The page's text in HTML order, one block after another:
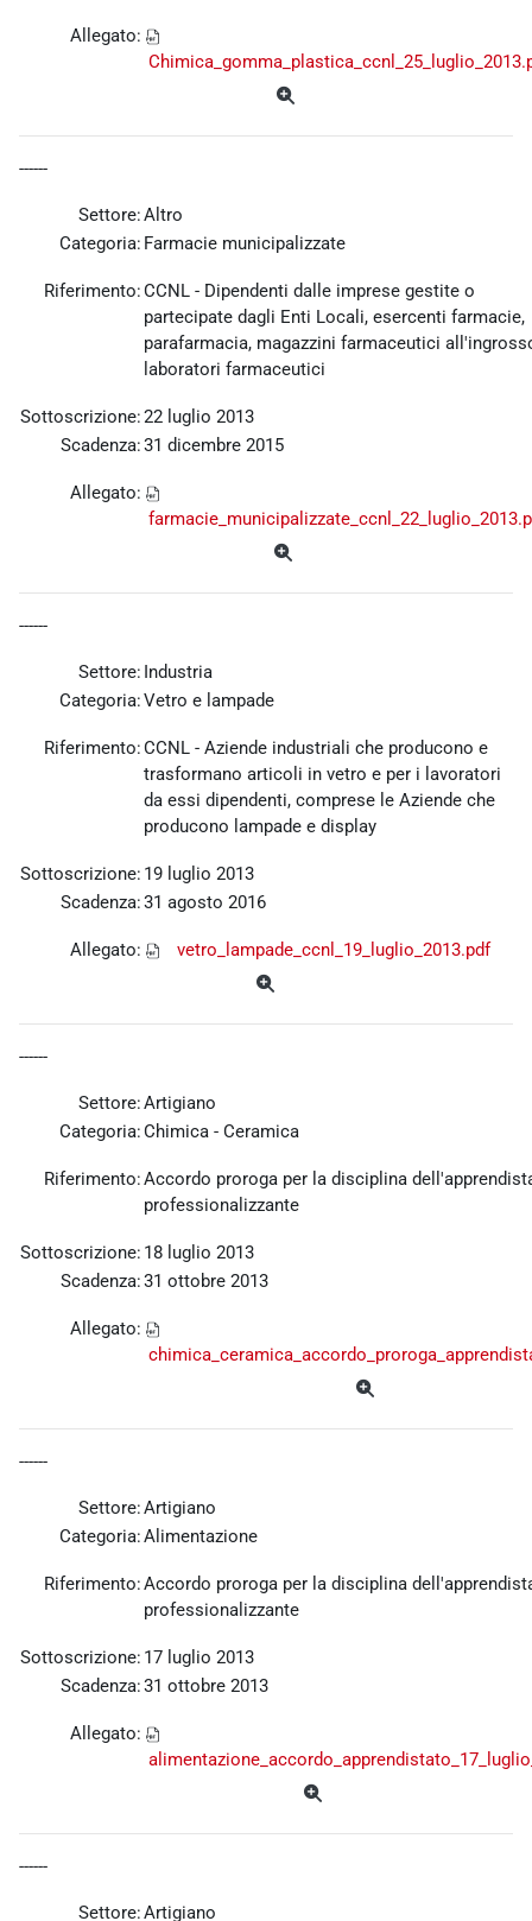
Allegato:
------
Settore:Altro
Categoria: Farmacie municipalizzate
Riferimento:CCNL - Dipendenti dalle imprese gestite o
partecipate dagli Enti Locali, esercenti farmacie,
parafarmacia, magazzini farmaceutici
laboratori farmaceutici
Sottoscrizione:22 luglio 2013
Scadenza:31 dicembre 2015
Allegato:
------
Settore: Industria
Categoria:Vetro e lampade
Riferimento:CCNL - Aziende industriali che producono e
trasformano articoli in vetro e per i lavoratori
da essi dipendenti, comprese le Aziende che
producono lampade e display
Sottoscrizione: 19 luglio 2013
Scadenza:31 agosto 2016
Allegato: vetro_lampade_ccnl_19_luglio_2013.pdf
------
Settore:Artigiano
Categoria:Chimica - Ceramica
Riferimento:Accordo proroga per la disciplina
professionalizzante
Sottoscrizione: 18 luglio 2013
Scadenza:31 ottobre 2013
Allegato:
------
Settore:Artigiano
Categoria:Alimentazione
Riferimento:Accordo proroga per la disciplina
professionalizzante
Sottoscrizione: 17 luglio 2013
Scadenza:31 ottobre 2013
Allegato:
------
Settore:Artigiano